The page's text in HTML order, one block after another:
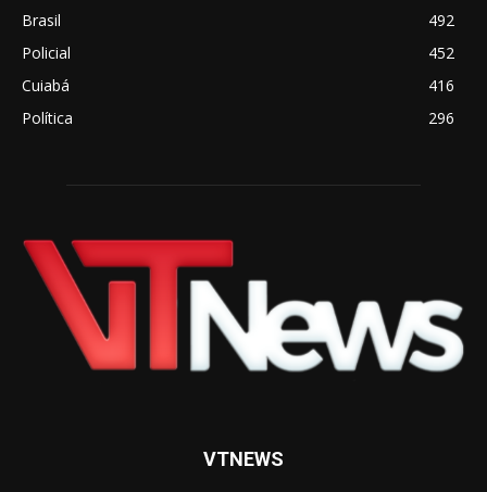
Brasil
492
Policial
452
Cuiabá
416
Política
296
VTNEWS